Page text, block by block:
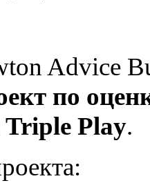
Advice
по
Triple Play.